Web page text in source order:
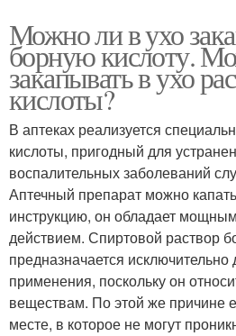
Можно ли в ухо
борную кислоту.
закапывать в ухо
кислоты?
В аптеках реализуется
кислоты, пригодный для
воспалительных заболеваний
Аптечный препарат можно
инструкцию, он обладает
действием. Спиртовой раствор
предназначается
применения, поскольку он
веществам. По этой же причине
месте, в которое не могут